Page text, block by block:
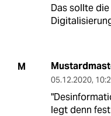
Das sollte
M
05.12.2020,
legt denn